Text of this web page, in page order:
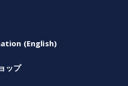
(English)
ップ